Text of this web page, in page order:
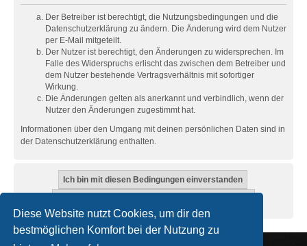
Diese Website nutzt Cookies, um dir den
bestmöglichen Komfort bei der Nutzung zu
Der Betreiber ist berechtigt, die Nutzungsbedingungen und die
Datenschutzerklärung zu ändern. Die Änderung wird dem Nutzer
per E-Mail mitgeteilt.
Der Nutzer ist berechtigt, den Änderungen zu widersprechen. Im
Falle des Widerspruchs erlischt das zwischen dem Betreiber und
dem Nutzer bestehende Vertragsverhältnis mit sofortiger
Wirkung.
Die Änderungen gelten als anerkannt und verbindlich, wenn der
Nutzer den Änderungen zugestimmt hat.
Informationen über den Umgang mit deinen persönlichen Daten sind in
der Datenschutzerklärung enthalten.